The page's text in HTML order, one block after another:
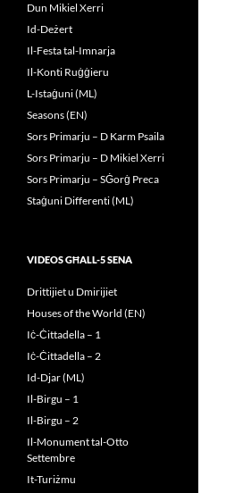
Dun Mikiel Xerri
Id-Deżert
Il-Festa tal-Imnarja
Il-Konti Ruġġieru
L-Istaġuni (ML)
Seasons (EN)
Sors Primarju – D Karm Psaila
Sors Primarju – D Mikiel Xerri
Sors Primarju – SĠorġ Preca
Staġuni Differenti (ML)
VIDEOS GĦALL-5 SENA
Drittijiet u Dmirijiet
Houses of the World (EN)
Iċ-Ċittadella – 1
Iċ-Ċittadella – 2
Id-Djar (ML)
Il-Birgu – 1
Il-Birgu – 2
Il-Monument tal-Otto
Settembre
It-Turiżmu